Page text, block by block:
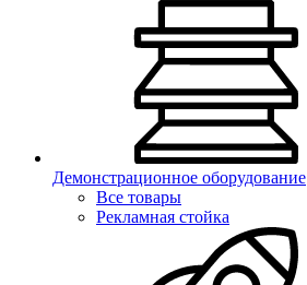
Демонстрационное оборудование
Все товары
Рекламная стойка